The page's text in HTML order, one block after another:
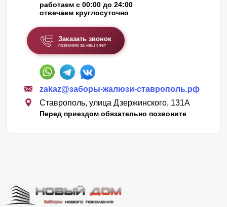
работаем с 00:00 до 24:00
отвечаем круглосуточно
Заказать звонок
позвоним за наш счет
zakaz@заборы-жалюзи-ставрополь.рф
Ставрополь, улица Дзержинского, 131А
Перед приездом обязательно позвоните